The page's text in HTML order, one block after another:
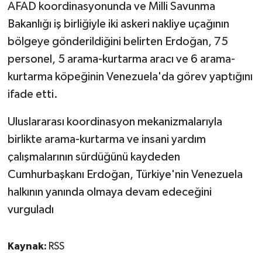
AFAD koordinasyonunda ve Milli Savunma
Bakanlığı iş birliğiyle iki askeri nakliye uçağının
bölgeye gönderildiğini belirten Erdoğan, 75
personel, 5 arama-kurtarma aracı ve 6 arama-
kurtarma köpeğinin Venezuela'da görev yaptığını
ifade etti.
Uluslararası koordinasyon mekanizmalarıyla
birlikte arama-kurtarma ve insani yardım
çalışmalarının sürdüğünü kaydeden
Cumhurbaşkanı Erdoğan, Türkiye'nin Venezuela
halkının yanında olmaya devam edeceğini
vurguladı
Kaynak: RSS